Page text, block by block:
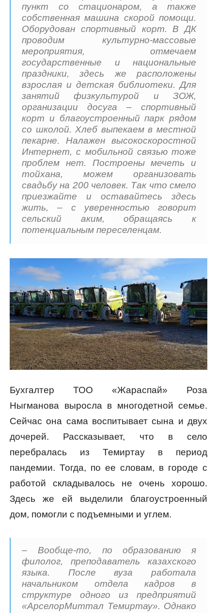
пункт со стационаром, а также
собственная машина скорой помощи.
Оборудован спортивный корт. В ДК
проводим культурно-массовые
мероприятия, отмечаем
государственные и национальные
праздники, здесь же расположены
взрослая и детская библиотеки. Для
занятий физкультурой и ЗОЖ,
организации досуга – спортивный
корт и благоустроенный парк рядом
со школой. Хлеб выпекаем в местной
пекарне. Налажен высокоскоростной
Интернет, с мобильной связью тоже
проблем нет. Построены мечеть и
тойхана, можем организовать
свадьбу на 200 человек. Так что смело
приезжайте и оставайтесь здесь
жить, – с уверенностью говорит
сельский аким, обращаясь к
потенциальным переселенцам.
Бухгалтер ТОО «Жараспай» Роза
Ныгманова выросла в многодетной семье.
Сейчас она сама воспитывает сына и двух
дочерей. Рассказывает, что в село
перебралась из Темиртау в период
пандемии. Тогда, по ее словам, в городе с
работой складывалось не очень хорошо.
Здесь же ей выделили благоустроенный
дом, помогли с подъемными и углем.
– Вообще-то, по образованию я
филолог, преподаватель казахского
языка. После вуза работала
начальником отдела кадров в
структуре одного из предприятий
«АрселорМиттал Темиртау». Однако